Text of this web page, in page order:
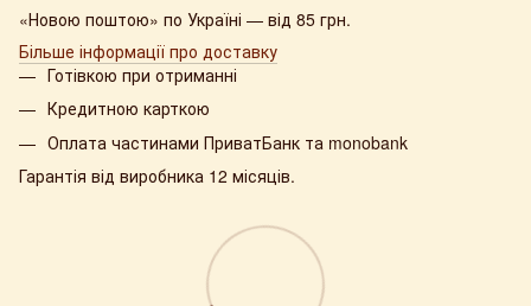
«Новою поштою» по Україні — від 85 грн.
Більше інформації про доставку
Готівкою при отриманні
Кредитною карткою
Оплата частинами ПриватБанк та monobank
Гарантія від виробника 12 місяців.